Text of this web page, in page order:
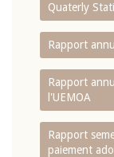
Quaterly
Rapport
Rapport
l'UEMOA
Rapport
paiement